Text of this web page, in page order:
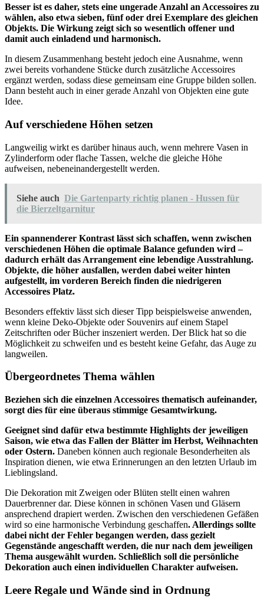
Besser ist es daher, stets eine ungerade Anzahl an Accessoires zu
wählen, also etwa sieben, fünf oder drei Exemplare des gleichen
Objekts. Die Wirkung zeigt sich so wesentlich offener und
damit auch einladend und harmonisch.
In diesem Zusammenhang besteht jedoch eine Ausnahme, wenn
zwei bereits vorhandene Stücke durch zusätzliche Accessoires
ergänzt werden, sodass diese gemeinsam eine Gruppe bilden sollen.
Dann besteht auch in einer gerade Anzahl von Objekten eine gute
Idee.
Auf verschiedene Höhen setzen
Langweilig wirkt es darüber hinaus auch, wenn mehrere Vasen in
Zylinderform oder flache Tassen, welche die gleiche Höhe
aufweisen, nebeneinandergestellt werden.
Siehe auch Die Gartenparty richtig planen - Hussen für
die Bierzeltgarnitur
Ein spannenderer Kontrast lässt sich schaffen, wenn zwischen
verschiedenen Höhen die optimale Balance gefunden wird –
dadurch erhält das Arrangement eine lebendige Ausstrahlung.
Objekte, die höher ausfallen, werden dabei weiter hinten
aufgestellt, im vorderen Bereich finden die niedrigeren
Accessoires Platz.
Besonders effektiv lässt sich dieser Tipp beispielsweise anwenden,
wenn kleine Deko-Objekte oder Souvenirs auf einem Stapel
Zeitschriften oder Bücher inszeniert werden. Der Blick hat so die
Möglichkeit zu schweifen und es besteht keine Gefahr, das Auge zu
langweilen.
Übergeordnetes Thema wählen
Beziehen sich die einzelnen Accessoires thematisch aufeinander,
sorgt dies für eine überaus stimmige Gesamtwirkung.
Geeignet sind dafür etwa bestimmte Highlights der jeweiligen
Saison, wie etwa das Fallen der Blätter im Herbst, Weihnachten
oder Ostern. Daneben können auch regionale Besonderheiten als
Inspiration dienen, wie etwa Erinnerungen an den letzten Urlaub im
Lieblingsland.
Die Dekoration mit Zweigen oder Blüten stellt einen wahren
Dauerbrenner dar. Diese können in schönen Vasen und Gläsern
ansprechend drapiert werden. Zwischen den verschiedenen Gefäßen
wird so eine harmonische Verbindung geschaffen. Allerdings sollte
dabei nicht der Fehler begangen werden, dass gezielt
Gegenstände angeschafft werden, die nur nach dem jeweiligen
Thema ausgewählt wurden. Schließlich soll die persönliche
Dekoration auch einen individuellen Charakter aufweisen.
Leere Regale und Wände sind in Ordnung